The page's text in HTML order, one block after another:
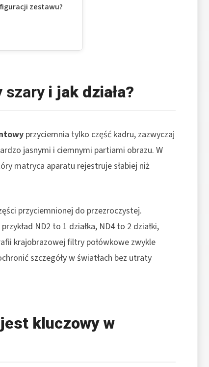
zestawu?
szary i jak działa?
przyciemnia tylko część kadru, zazwyczaj
jasnymi i ciemnymi partiami obrazu. W
matryca aparatu rejestruje słabiej niż
przyciemnionej do przezroczystej.
ND2 to 1 działka, ND4 to 2 działki,
krajobrazowej filtry połówkowe zwykle
szczegóły w światłach bez utraty
jest kluczowy w